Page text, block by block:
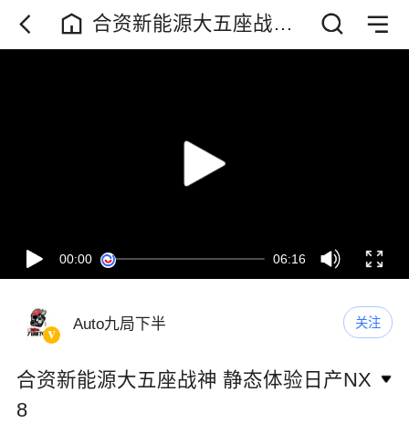
合资新能源大五座战神
静态体验日产NX8
00:00 06:16
Auto九局下半 关注
合资新能源大五座战神 静态体验日产NX
8